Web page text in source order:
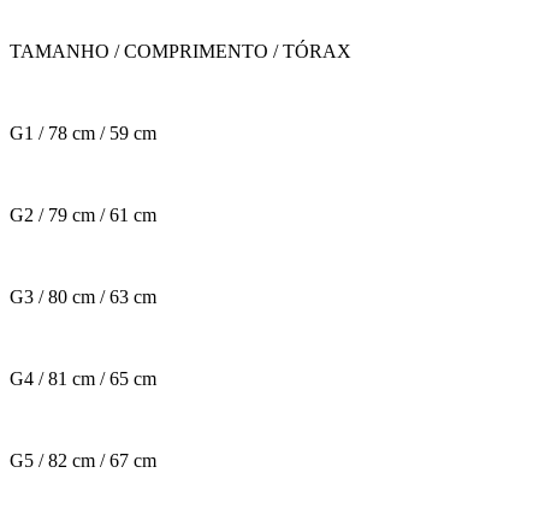
TAMANHO / COMPRIMENTO / TÓRAX
G1 / 78 cm / 59 cm
G2 / 79 cm / 61 cm
G3 / 80 cm / 63 cm
G4 / 81 cm / 65 cm
G5 / 82 cm / 67 cm